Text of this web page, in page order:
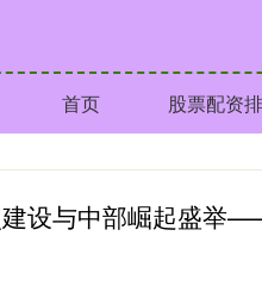
首页 股票配资
设与中部崛起盛举